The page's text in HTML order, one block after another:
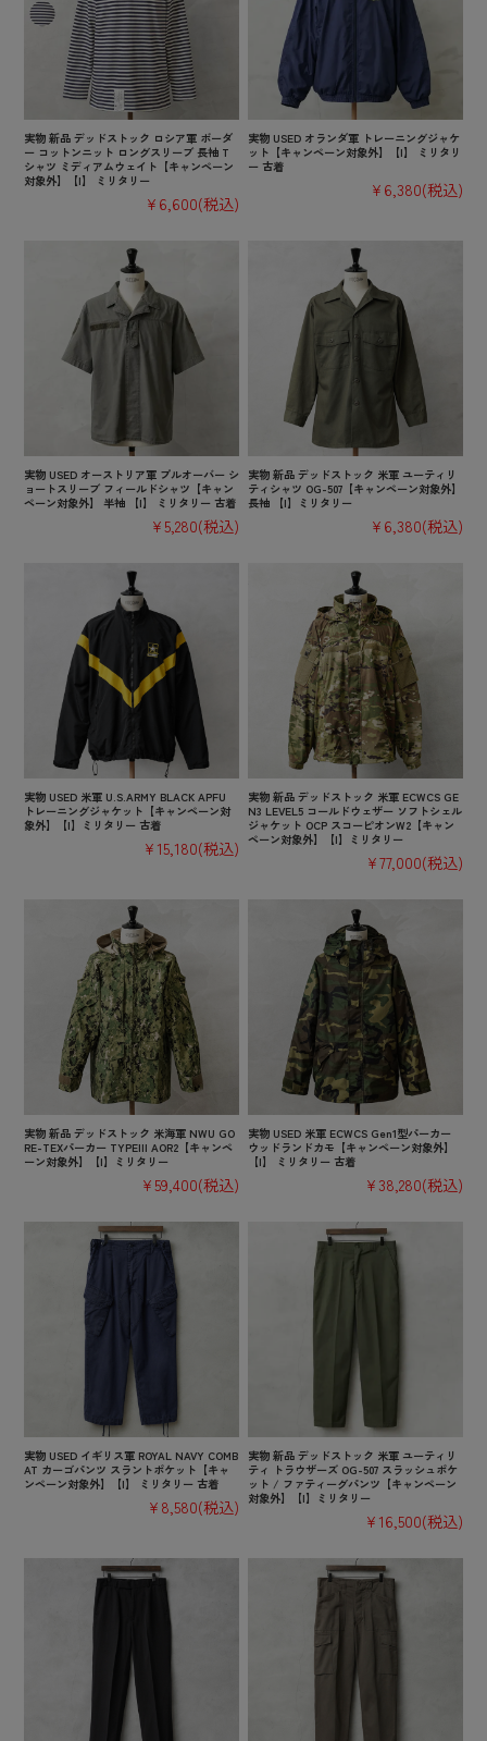
実物 新品 デッドストック ロシア軍 ボーダ
ー コットンニット ロングスリーブ 長袖 T
シャツ ミディアムウェイト【キャンペーン
対象外】【I】 ミリタリー
¥6,600(税込)
実物 USED オランダ軍 トレーニングジャケ
ット【キャンペーン対象外】【I】 ミリタリ
ー 古着
¥6,380(税込)
実物 USED オーストリア軍 プルオーバー シ
ョートスリーブ フィールドシャツ【キャン
ペーン対象外】 半袖 【I】 ミリタリー 古着
¥5,280(税込)
実物 新品 デッドストック 米軍 ユーティリ
ティシャツ OG-507【キャンペーン対象外】
長袖 【I】ミリタリー
¥6,380(税込)
実物 USED 米軍 U.S.ARMY BLACK APFU
トレーニングジャケット【キャンペーン対
象外】【I】ミリタリー 古着
¥15,180(税込)
実物 新品 デッドストック 米軍 ECWCS GE
N3 LEVEL5 コールドウェザー ソフトシェル
ジャケット OCP スコーピオンW2【キャン
ペーン対象外】【I】ミリタリー
¥77,000(税込)
実物 新品 デッドストック 米海軍 NWU GO
RE-TEXパーカー TYPEIII AOR2【キャンペ
ーン対象外】【I】ミリタリー
¥59,400(税込)
実物 USED 米軍 ECWCS Gen1型パーカー
ウッドランドカモ【キャンペーン対象外】
【I】 ミリタリー 古着
¥38,280(税込)
実物 USED イギリス軍 ROYAL NAVY COMB
AT カーゴパンツ スラントポケット【キャ
ンペーン対象外】【I】 ミリタリー 古着
¥8,580(税込)
実物 新品 デッドストック 米軍 ユーティリ
ティ トラウザーズ OG-507 スラッシュポケ
ット / ファティーグパンツ【キャンペーン
対象外】【I】ミリタリー
¥16,500(税込)